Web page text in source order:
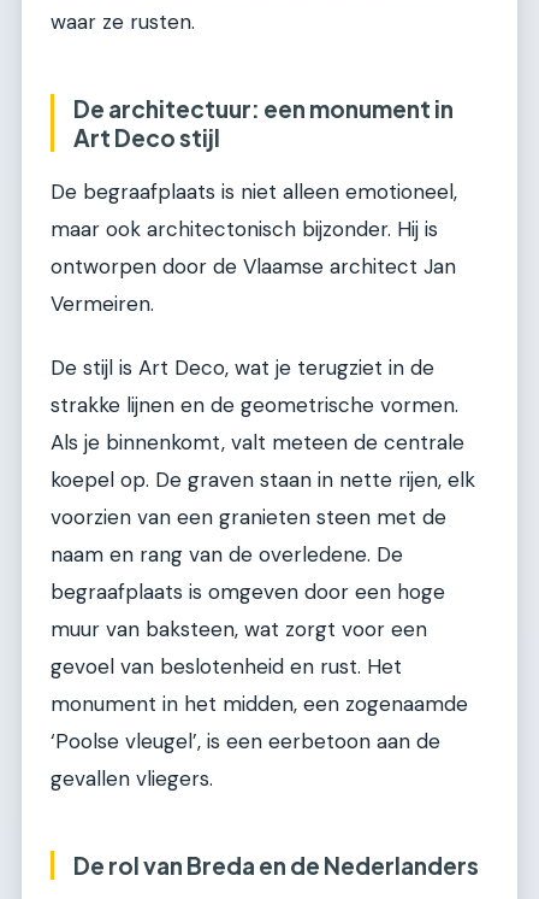
waar ze rusten.
De architectuur: een monument in
Art Deco stijl
De begraafplaats is niet alleen emotioneel,
maar ook architectonisch bijzonder. Hij is
ontworpen door de Vlaamse architect Jan
Vermeiren.
De stijl is Art Deco, wat je terugziet in de
strakke lijnen en de geometrische vormen.
Als je binnenkomt, valt meteen de centrale
koepel op. De graven staan in nette rijen, elk
voorzien van een granieten steen met de
naam en rang van de overledene. De
begraafplaats is omgeven door een hoge
muur van baksteen, wat zorgt voor een
gevoel van beslotenheid en rust. Het
monument in het midden, een zogenaamde
‘Poolse vleugel’, is een eerbetoon aan de
gevallen vliegers.
De rol van Breda en de Nederlanders